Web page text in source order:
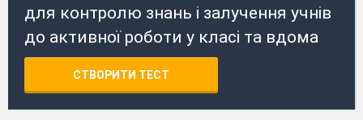
для контролю знань і залучення учнів
до активної роботи у класі та вдома
СТВОРИТИ ТЕСТ